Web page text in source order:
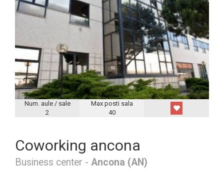
Num. aule / sale
2
Max posti sala
40
Coworking ancona
Business center - Ancona (AN)